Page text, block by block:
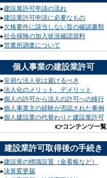
▸建設業許可申請の流れ
▸建設業許可申請に必要なもの
▸欠格要件に該当しない旨の確認書類
▸社会保険の加入状況確認資料
▸営業所調査について
個人事業の建設業許可
▸安易な法人化は避けるべき
▸法人化のメリット、デメリット
▸個人の許可から法人の許可への移行
▸個人事業主の経験が否認された事例
▸個人建設業の代替わりと建設業許可
👉コンテンツ一覧
建設業許可取得後の手続き
▸建設業の標識設置（金看板など）
▸決算変更届